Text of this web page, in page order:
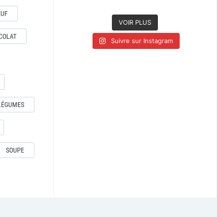
SOUPE
VOIR PLUS
Suivre sur Instagram